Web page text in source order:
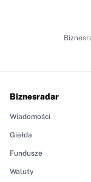
Biznesradar
Wiadomości
Giełda
Fundusze
Waluty